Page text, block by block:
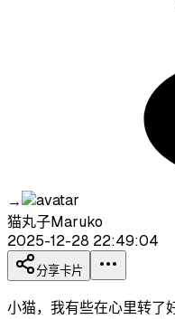
→
猫丸子Maruko
2025-12-28 22:49:04
分享卡片
小猫，我有些在心里转了